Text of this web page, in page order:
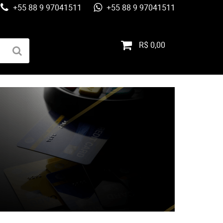
+55 88 9 97041511 +55 88 9 97041511
R$ 0,00